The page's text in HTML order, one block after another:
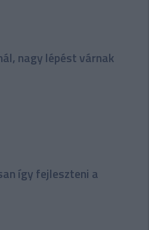
nagy lépést várnak
így fejleszteni a